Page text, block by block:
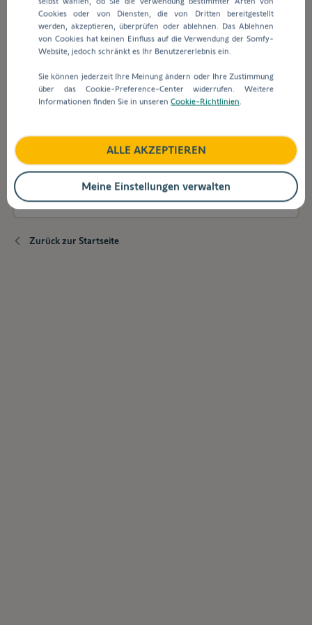
Suchleiste
werden
automatisch
Vorschläge
erleichtern.
Welche Antriebe sind mit meinem Funk-
Codetaster kompatibel?
Wie kann ich die automatische Schließung des
die TaHoma App einstellen?
Ist der Funk-Codetaster mit Produkten anderer
Hersteller kompatibel?
Zurück zur Startseite
Cookies oder von Diensten, die von Dritten bereitgestellt
werden, akzeptieren, überprüfen oder ablehnen. Das Ablehnen
von Cookies hat keinen Einfluss auf die Verwendung der Somfy-
Website, jedoch schränkt es Ihr Benutzererlebnis ein.
Sie können jederzeit Ihre Meinung ändern oder Ihre Zustimmung
über das Cookie-Preference-Center widerrufen. Weitere
Informationen finden Sie in unseren Cookie-Richtlinien
ALLE AKZEPTIEREN
Meine Einstellungen verwalten